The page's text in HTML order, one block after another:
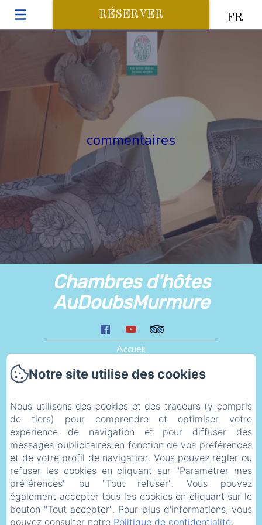
RÉSERVER FR
commentaires
Chambres d'hôtes
AuDoubsMurmure
Accueil
Les Alentours
Plan d'accès
eco_geste
Informations Légales
Politique de confidentialité
Informations légales
Informations sur les cookies
Notre site utilise des cookies
Nous utilisons des cookies et des traceurs (y compris
de tiers) pour comprendre et optimiser votre
expérience de navigation et pour diffuser des
messages publicitaires en fonction de vos préférences
et de votre profil de navigation. Vous pouvez régler ou
refuser les cookies en cliquant sur "Paramétrer mes
préférences" ou "Tout refuser". Vous pouvez
également accepter tous les cookies en cliquant sur le
bouton "Tout accepter". Pour plus d'informations, vous
pouvez consulter notre Politique de confidentialité.